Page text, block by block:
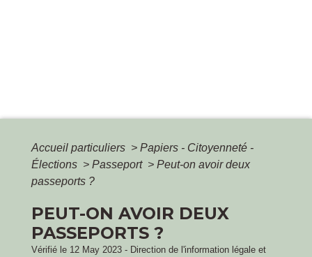
Accueil particuliers > Papiers - Citoyenneté -
Élections > Passeport > Peut-on avoir deux
passeports ?
PEUT-ON AVOIR DEUX
PASSEPORTS ?
Vérifié le 12 May 2023 - Direction de l'information légale et